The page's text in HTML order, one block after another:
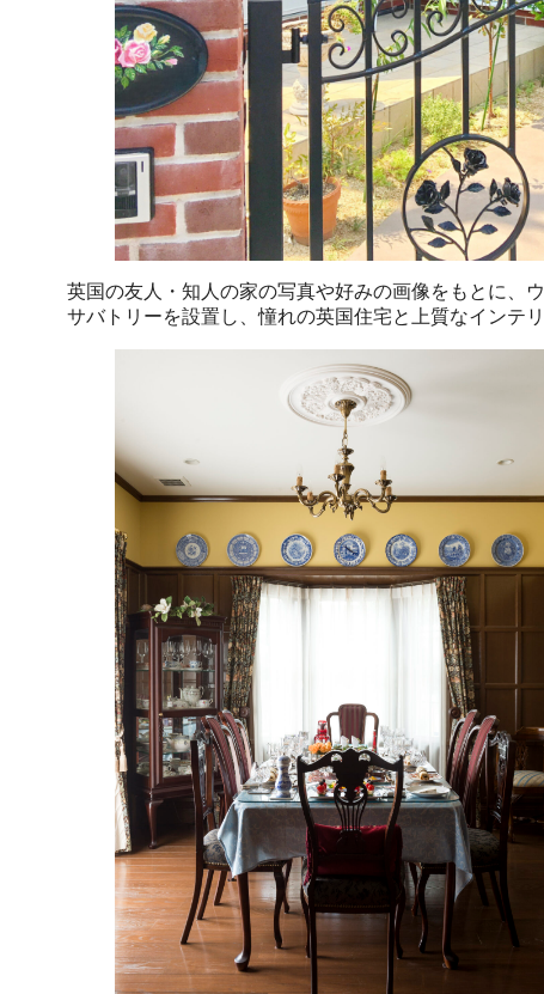
英国の友人・知人の家の写真や好みの画像をもとに、
サバトリーを設置し、憧れの英国住宅と上質なインテ